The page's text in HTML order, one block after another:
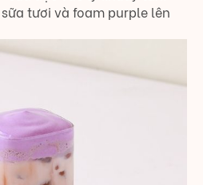
tươi và foam purple lên